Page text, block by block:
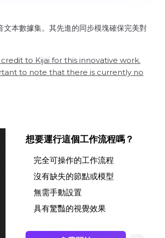
本數據集。其先進的同步模塊確保完美對
to Kijai for this innovative work.
to note that there is currently no
想要運行這個工作流程嗎？
完全可操作的工作流程
沒有缺失的節點或模型
無需手動設置
具有驚豔的視覺效果